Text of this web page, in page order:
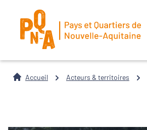
Accueil Acteurs & territoires